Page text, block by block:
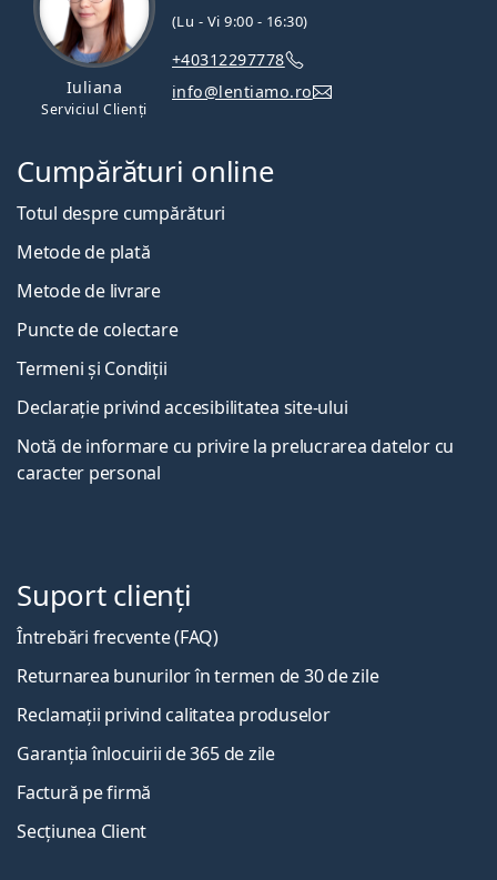
Iuliana
Serviciul Clienți
(Lu - Vi 9:00 - 16:30)
+40312297778
info@lentiamo.ro
Cumpărături online
Totul despre cumpărături
Metode de plată
Metode de livrare
Puncte de colectare
Termeni și Condiții
Declarație privind accesibilitatea site-ului
Notă de informare cu privire la prelucrarea datelor cu
caracter personal
Suport clienți
Întrebări frecvente (FAQ)
Returnarea bunurilor în termen de 30 de zile
Reclamații privind calitatea produselor
Garanția înlocuirii de 365 de zile
Factură pe firmă
Secțiunea Client